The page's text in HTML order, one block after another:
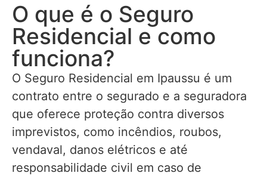
O que é o Seguro
Residencial e como
funciona?
O Seguro Residencial em Ipaussu é um
contrato entre o segurado e a seguradora
que oferece proteção contra diversos
imprevistos, como incêndios, roubos,
vendaval, danos elétricos e até
responsabilidade civil em caso de